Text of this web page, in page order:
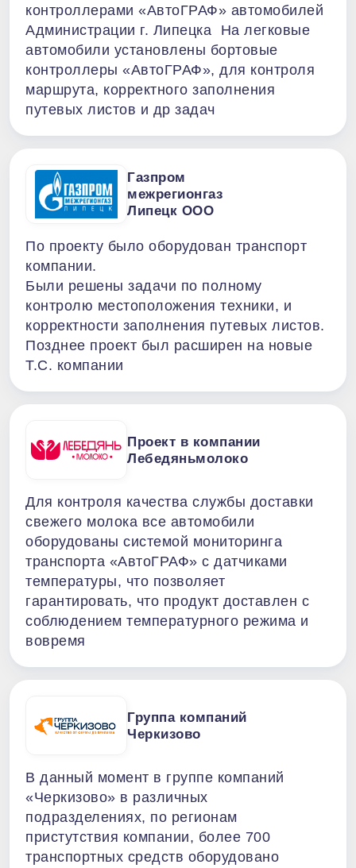
контроллерами «АвтоГРАФ» автомобилей
Администрации г. Липецка На легковые
автомобили установлены бортовые
контроллеры «АвтоГРАФ», для контроля
маршрута, корректного заполнения
путевых листов и др задач
Газпром
межрегионгаз
Липецк ООО
По проекту было оборудован транспорт
компании.
Были решены задачи по полному
контролю местоположения техники, и
корректности заполнения путевых листов.
Позднее проект был расширен на новые
Т.С. компании
Проект в компании
Лебедяньмолоко
Для контроля качества службы доставки
свежего молока все автомобили
оборудованы системой мониторинга
транспорта «АвтоГРАФ» с датчиками
температуры, что позволяет
гарантировать, что продукт доставлен с
соблюдением температурного режима и
вовремя
Группа компаний
Черкизово
В данный момент в группе компаний
«Черкизово» в различных
подразделениях, по регионам
пристутствия компании, более 700
транспортных средств оборудовано